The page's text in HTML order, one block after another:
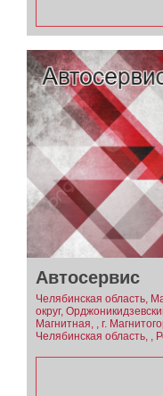
Автосервис
Челябинская область,
округ,
Магнитная, , г.
Челябинская область, ,